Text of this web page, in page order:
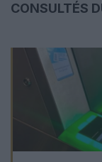
CONSULTÉS